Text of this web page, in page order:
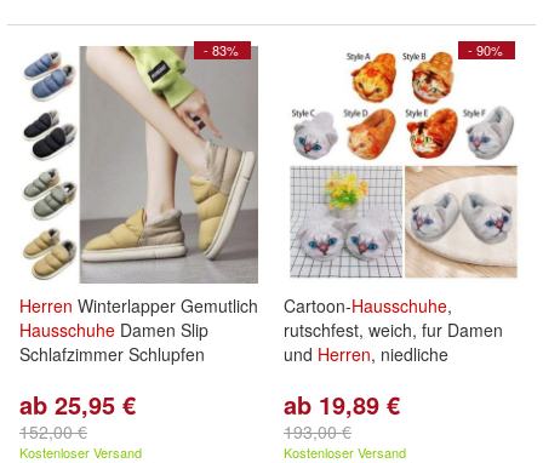
- 83%
Herren Winterlapper Gemutlich
Hausschuhe Damen Slip
Schlafzimmer Schlupfen
ab 25,95 €
152,00 €
Kostenloser Versand
- 90%
Cartoon-Hausschuhe,
rutschfest, weich, fur Damen
und Herren, niedliche
ab 19,89 €
193,00 €
Kostenloser Versand